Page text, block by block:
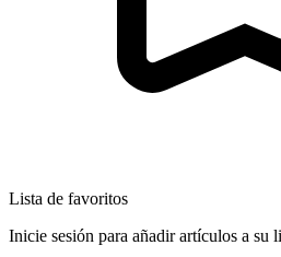
Lista de favoritos
Inicie sesión para añadir artículos a su